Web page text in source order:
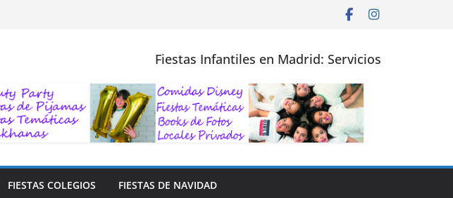
Fiestas Infantiles en Madrid: Servicios
FIESTAS COLEGIOS FIESTAS DE NAVIDAD